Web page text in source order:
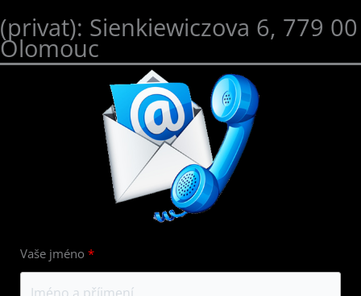
(privat): Sienkiewiczova 6, 779 00
Olomouc
Vaše jméno